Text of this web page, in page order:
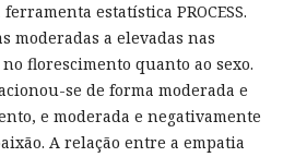
estatística PROCESS.
moderadas a elevadas nas
florescimento quanto ao sexo.
se de forma moderada e
e moderada e negativamente
A relação entre a empatia